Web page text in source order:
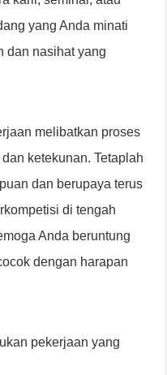
yang Anda minati
dan nasihat yang
melibatkan proses
ketekunan. Tetaplah
dan berupaya terus
di tengah
Anda beruntung
dengan harapan
pekerjaan yang